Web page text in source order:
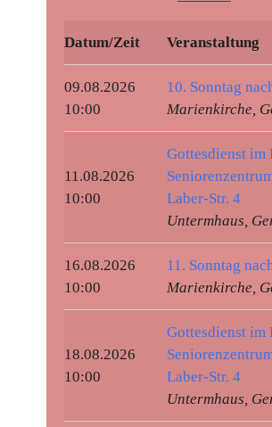
Datum/Zeit Veranstaltung
09.08.2026
10:00
10. Sonntag
Marienkirche,
11.08.2026
10:00
Gottesdienst im
Laber-Str. 4
Untermhaus,
16.08.2026
10:00
11. Sonntag
Marienkirche,
18.08.2026
10:00
Gottesdienst im
Laber-Str. 4
Untermhaus,